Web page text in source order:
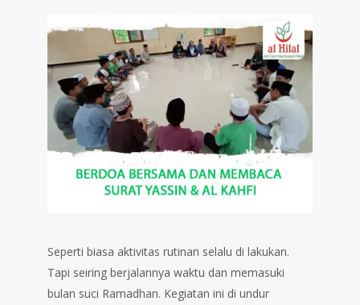
Seperti biasa aktivitas rutinan selalu di lakukan.
Tapi seiring berjalannya waktu dan memasuki
bulan suci Ramadhan. Kegiatan ini di undur